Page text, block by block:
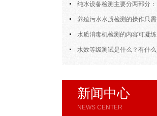
我们每一次实验结果的可信度
纯水设备检测主要分两部分：
一是测水，二是查设备
养殖污水水质检测的操作只需
简单几步，轻松掌握
水质消毒机检测的内容可凝练
为三个层层递进的核心维度
水效等级测试是什么？有什么
新闻中心
NEWS CENTER